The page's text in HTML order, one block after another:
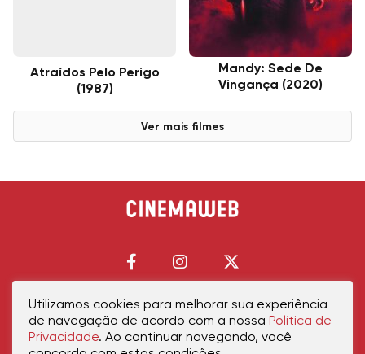
Atraídos Pelo Perigo
(1987)
Mandy: Sede De
Vingança (2020)
Ver mais filmes
Início Política de PrivacidadePolítica de CookiesContatoSobre Nós
Utilizamos cookies para melhorar sua experiência
de navegação de acordo com a nossa Política de
Privacidade. Ao continuar navegando, você